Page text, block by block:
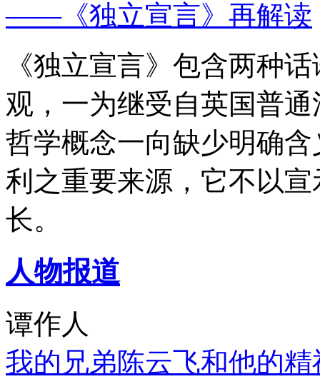
——《独立宣言》再解读
《独立宣言》包含两种
观，一为继受自英国普
哲学概念一向缺少明确
利之重要来源，它不以
长。
人物报道
谭作人
我的兄弟陈云飞和他的